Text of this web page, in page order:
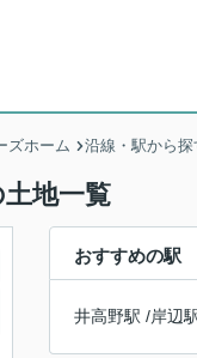
ズホーム 沿線・駅から探
地一覧
おすすめの駅
井高野駅 /岸辺